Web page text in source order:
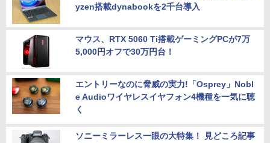
yzen搭載dynabookを2千台導入
マウス、RTX 5060 Ti搭載ゲーミングPCが7万
5,000円オフで30万円台！
エントリーなのに脅威の実力!「Osprey」Nobl
e Audioワイヤレスイヤフォン4機種を一気に聴
く
ソニーミラーレス一眼の大特集！ 見どころ記事